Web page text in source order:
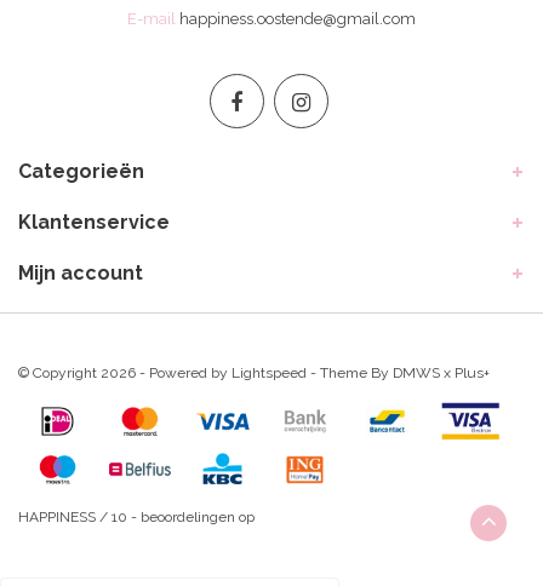
E-mail happiness.oostende@gmail.com
Categorieën
Klantenservice
Mijn account
© Copyright 2026 - Powered by Lightspeed - Theme By DMWS x Plus+
HAPPINESS / 10 - beoordelingen op